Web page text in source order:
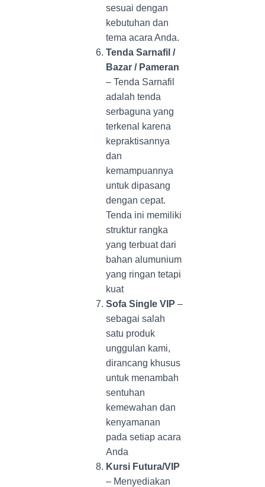
sesuai dengan
kebutuhan dan
tema acara Anda.
Tenda Sarnafil /
Bazar / Pameran
– Tenda Sarnafil
adalah tenda
serbaguna yang
terkenal karena
kepraktisannya
dan
kemampuannya
untuk dipasang
dengan cepat.
Tenda ini memiliki
struktur rangka
yang terbuat dari
bahan alumunium
yang ringan tetapi
kuat
Sofa Single VIP –
sebagai salah
satu produk
unggulan kami,
dirancang khusus
untuk menambah
sentuhan
kemewahan dan
kenyamanan
pada setiap acara
Anda
Kursi Futura/VIP
– Menyediakan